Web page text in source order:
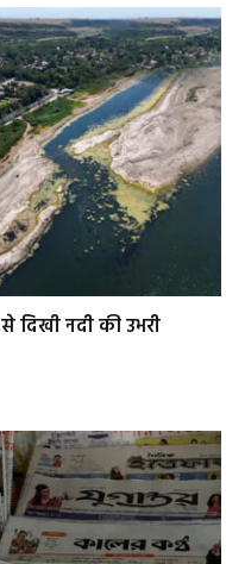
दिखी नदी की उभरी